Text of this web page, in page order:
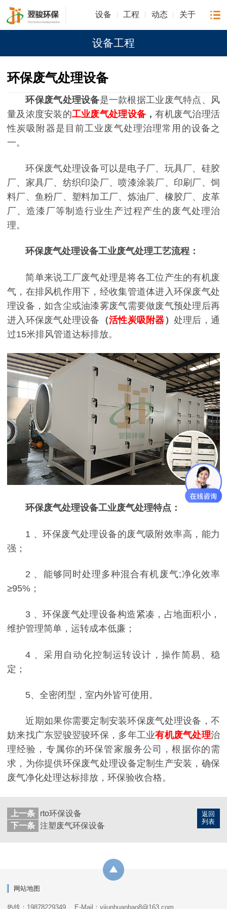
设备 工程 动态 关于
设备工程
环保废气处理设备
环保废气处理设备是一款根据工业废气特点、风
量及浓度安装的工业废气处理设备 ，有机废气治理活
性炭吸附器是目前工业废气处理治理常用的设备之
一。
环保废气处理设备可以是电子厂、玩具厂、硅胶
厂、家具厂、纺织印染厂、喷漆涂装厂、印刷厂、饲
料厂、鱼粉厂、塑料加工厂、炼油厂、橡胶厂、皮革
厂、造漆厂等制造行业生产过程产生的废气处理治
理。
环保废气处理设备工业废气处理工艺流程：
简单来说工厂废气处理是将各工位产生的有机废
气，在排风机作用下，经收集管道体进入环保废气处
理设备，如含尘或油漆雾废气需要做废气预处理后再
进入环保废气处理设备 （活性炭吸附器） 处理后，通
过15米排风管道达标排放。
环保废气处理设备工业废气处理特点：
1 、环保废气处理设备的废气吸附效率高，能力
强；
2 、能够同时处理多种混合有机废气;净化效率
≥95%；
3 、环保废气处理设备构造紧凑，占地面积小，
维护管理简单，运转成本低廉；
4 、采用自动化控制运转设计，操作简易、稳
定；
5、全密闭型，室内外皆可使用。
近期如果你需要定制安装环保废气处理设备，不
妨来找广东翌骏翌骏环保，多年工业有机废气处理治
理经验，专属你的环保管家服务公司，根据你的需
求，为你提供环保废气处理设备定制生产安装，确保
废气净化处理达标排放，环保验收合格。
返回
列表
上一条
rto环保设备
下一条 注塑废气环保设备
网站地图
热线：19878229349 E-Mail：yijunhuanbao8@163.com